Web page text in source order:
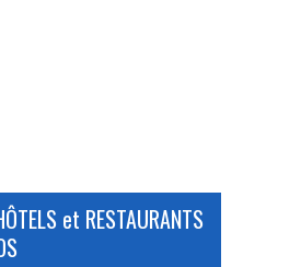
et RESTAURANTS